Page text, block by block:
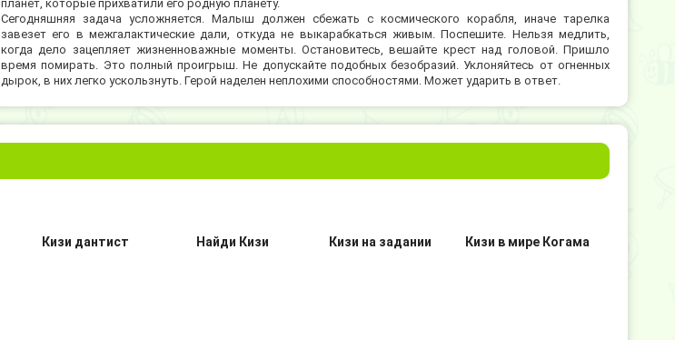
планет, которые прихватили его родную планету.
Сегодняшняя задача усложняется. Малыш должен сбежать с космического корабля, иначе тарелка
завезет его в межгалактические дали, откуда не выкарабкаться живым. Поспешите. Нельзя медлить,
когда дело зацепляет жизненноважные моменты. Остановитесь, вешайте крест над головой. Пришло
время помирать. Это полный проигрыш. Не допускайте подобных безобразий. Уклоняйтесь от огненных
дырок, в них легко ускользнуть. Герой наделен неплохими способностями. Может ударить в ответ.